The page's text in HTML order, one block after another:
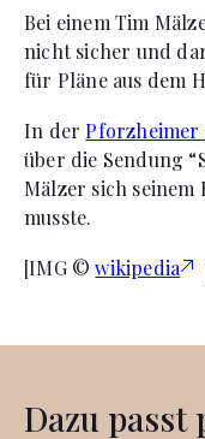
Bei einem Tim
nicht sicher und
für Pläne aus dem
In der Pforzheimer
über die Sendung
Mälzer sich
musste.
[IMG ©wikipedia
Dazu passt